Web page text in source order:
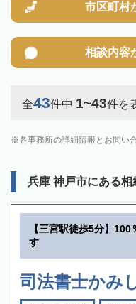
市区町村
相談内容
全43件中 1~43件を
各事務所の詳細情報とお問い
兵庫 神戸市にある
【三宮駅徒歩5分】
す
司法書士かみ